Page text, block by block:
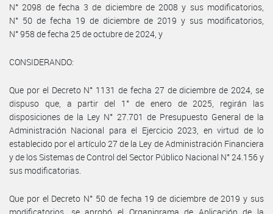
N° 2098 de fecha 3 de diciembre de 2008 y sus modificatorios,
N° 50 de fecha 19 de diciembre de 2019 y sus modificatorios,
N° 958 de fecha 25 de octubre de 2024, y
CONSIDERANDO:
Que por el Decreto N° 1131 de fecha 27 de diciembre de 2024, se
dispuso que, a partir del 1° de enero de 2025, regirán las
disposiciones de la Ley N° 27.701 de Presupuesto General de la
Administración Nacional para el Ejercicio 2023, en virtud de lo
establecido por el artículo 27 de la Ley de Administración Financiera
y de los Sistemas de Control del Sector Público Nacional N° 24.156 y
sus modificatorias.
Que por el Decreto N° 50 de fecha 19 de diciembre de 2019 y sus
modificatorios, se aprobó el Organigrama de Aplicación de la